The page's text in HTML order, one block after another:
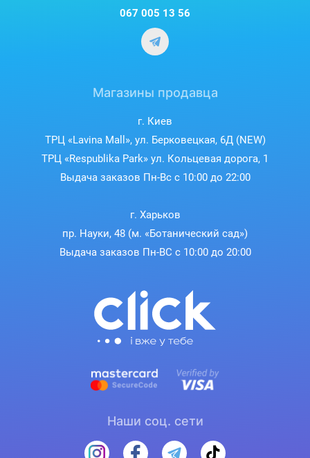
067 005 13 56
Магазины продавца
г. Киев
ТРЦ «Lavina Mall», ул. Берковецкая, 6Д (NEW)
ТРЦ «Respublika Park» ул. Кольцевая дорога, 1
Выдача заказов Пн-Вс с 10:00 до 22:00
г. Харьков
пр. Науки, 48 (м. «Ботанический сад»)
Выдача заказов Пн-ВС с 10:00 до 20:00
Наши соц. сети